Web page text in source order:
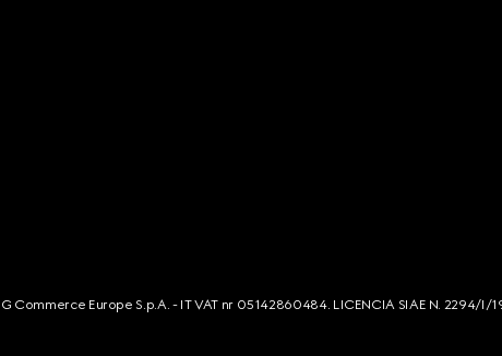
Commerce Europe S.p.A. - IT VAT nr 05142860484. LICENCIA SIAE N. 2294/I/